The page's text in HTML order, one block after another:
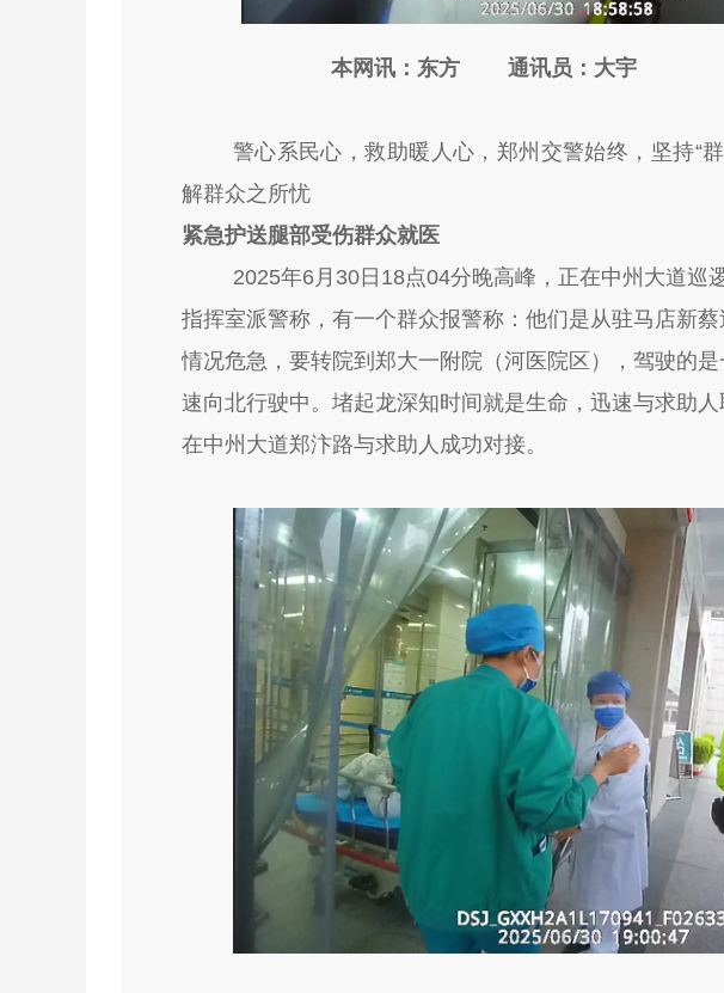
本网讯：东方 通讯
警心系民心 ，救助暖人心，郑州交警始终，坚持“
解群众之所忧
紧急护送腿部受伤群众就医
2025年6月30日18点04分晚高峰，正在中州大道巡
指挥室派警称，有一个群众报警称：他们是从驻马店新蔡
情况危急，要转院到郑大一附院（河医院区），驾驶的
速向北行驶中。堵起龙深知时间就是生命，迅速与求助人
在中州大道郑汴路与求助人成功对接。